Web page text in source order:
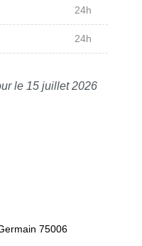
24h
24h
le 15 juillet 2026
75006